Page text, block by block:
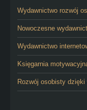
Wydawnictwo rozwój
Nowoczesne
Wydawnictwo
Księgarnia
Rozwój osobisty